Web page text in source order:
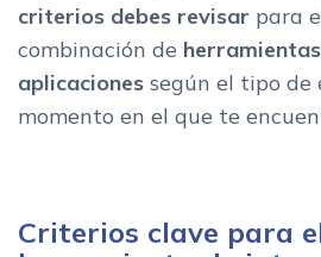
criterios debes revisar para
combinación de
aplicaciones según el tipo de
momento en el que te
Criterios clave para